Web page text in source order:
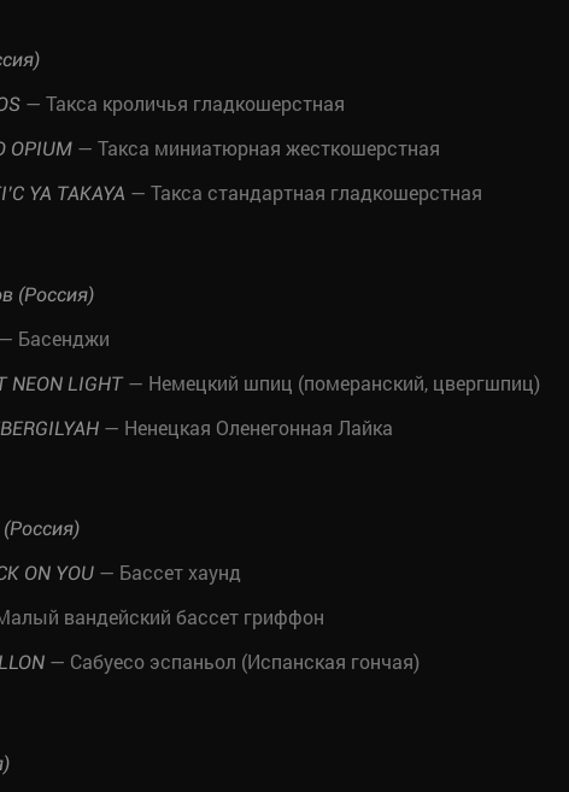
— Такса кроличья гладкошерстная
OPIUM — Такса миниатюрная жесткошерстная
YA TAKAYA — Такса стандартная гладкошерстная
(Россия)
— Басенджи
NEON LIGHT— Немецкий шпиц (померанский, цвергшпиц)
— Ненецкая Оленегонная Лайка
ON YOU — Бассет хаунд
вандейский бассет гриффон
— Сабуесо эспаньол (Испанская гончая)